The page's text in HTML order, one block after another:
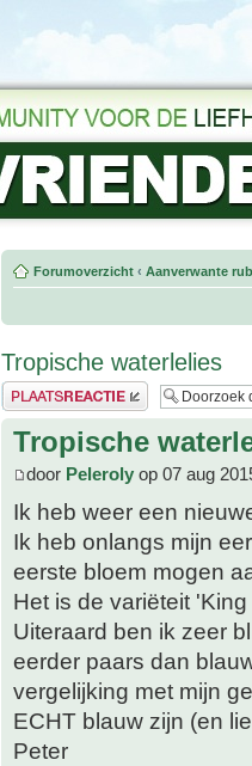
Forumoverzicht ‹ Aanverwante
Tropische waterlelies
Plaats een reactie
Tropische
door Peleroly op 07 aug
Ik heb weer een
Ik heb onlangs mijn
eerste bloem mogen
Het is de variëteit
Uiteraard ben ik zeer
eerder paars dan
vergelijking met mijn
ECHT blauw zijn (en
Peter